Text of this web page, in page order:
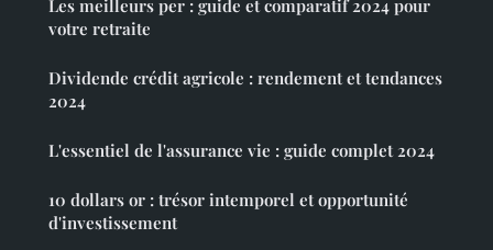
Les meilleurs per : guide et comparatif 2024 pour
votre retraite
Dividende crédit agricole : rendement et tendances
2024
L'essentiel de l'assurance vie : guide complet 2024
10 dollars or : trésor intemporel et opportunité
d'investissement